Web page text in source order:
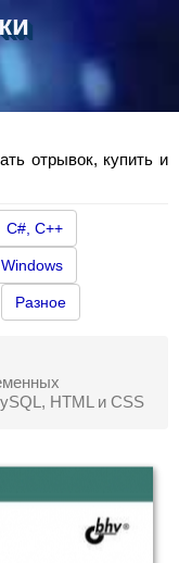
отрывок, купить и
C#, C++
Windows
Разное
HTML и CSS